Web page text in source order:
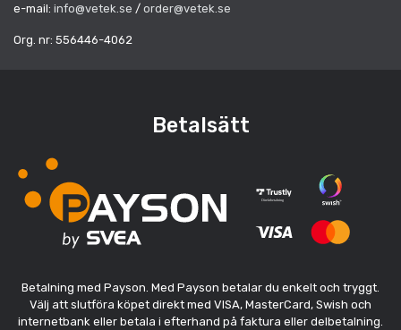
e-mail: info@vetek.se / order@vetek.se
Org. nr: 556446-4062
Betalsätt
Betalning med Payson. Med Payson betalar du enkelt och tryggt.
Välj att slutföra köpet direkt med VISA, MasterCard, Swish och
internetbank eller betala i efterhand på faktura eller delbetalning.